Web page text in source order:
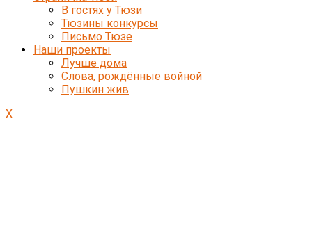
В гостях у Тюзи
Тюзины конкурсы
Письмо Тюзе
Наши проекты
Лучше дома
Слова, рождённые войной
Пушкин жив
X